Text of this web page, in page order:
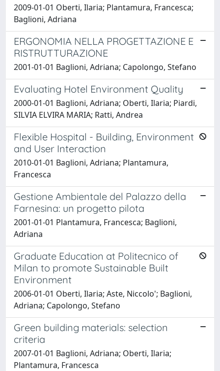
2009-01-01 Oberti, Ilaria; Plantamura, Francesca;
Baglioni, Adriana
ERGONOMIA NELLA PROGETTAZIONE E
RISTRUTTURAZIONE
2001-01-01 Baglioni, Adriana; Capolongo, Stefano
Evaluating Hotel Environment Quality
2000-01-01 Baglioni, Adriana; Oberti, Ilaria; Piardi,
SILVIA ELVIRA MARIA; Ratti, Andrea
Flexible Hospital - Building, Environment
and User Interaction
2010-01-01 Baglioni, Adriana; Plantamura,
Francesca
Gestione Ambientale del Palazzo della
Farnesina: un progetto pilota
2001-01-01 Plantamura, Francesca; Baglioni,
Adriana
Graduate Education at Politecnico of
Milan to promote Sustainable Built
Environment
2006-01-01 Oberti, Ilaria; Aste, Niccolo'; Baglioni,
Adriana; Capolongo, Stefano
Green building materials: selection
criteria
2007-01-01 Baglioni, Adriana; Oberti, Ilaria;
Plantamura, Francesca